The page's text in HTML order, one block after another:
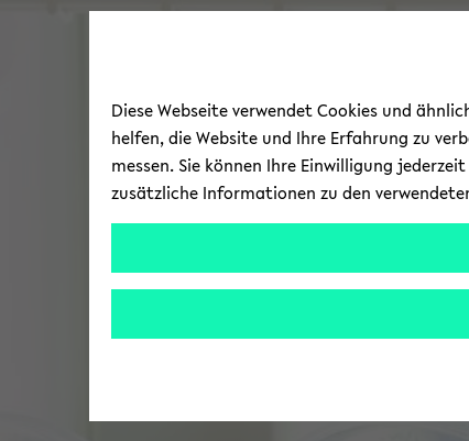
Diese Webseite verwendet Cookies und
helfen, die Website und Ihre Erfahrung zu
messen. Sie können Ihre Einwilligung
zusätzliche Informationen zu den